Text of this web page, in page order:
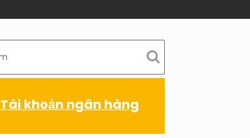
Tài khoản ngân hàng